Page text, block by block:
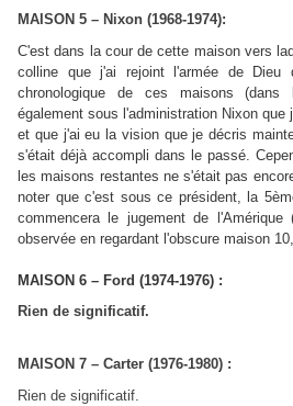
MAISON 5 – Nixon (1968-1974):
C'est dans la cour de cette maison vers
colline que j'ai rejoint l'armée de Dieu
chronologique de ces maisons (dans
également sous l'administration Nixon que
et que j'ai eu la vision que je décris
s'était déjà accompli dans le passé.
les maisons restantes ne s'était pas
noter que c'est sous ce président, la
commencera le jugement de
observée en regardant l'obscure maison
MAISON 6 – Ford (1974-1976) :
Rien de significatif.
MAISON 7 – Carter (1976-1980) :
Rien de significatif.